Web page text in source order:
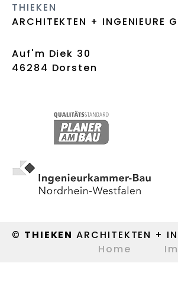
THIEKEN
ARCHITEKTEN + INGENIEURE
Auf'm Diek 30
46284 Dorsten
© THIEKEN ARCHITEKTEN +
Home